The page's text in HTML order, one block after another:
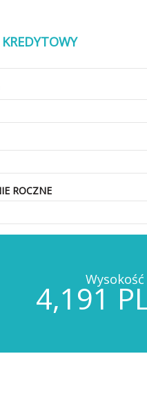
ROCZNE
4,191